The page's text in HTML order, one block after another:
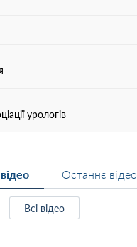
урологів
Останнє відео
Всі відео